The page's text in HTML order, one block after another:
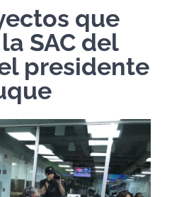
que
SAC del
presidente